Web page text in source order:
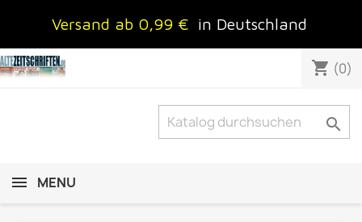
Versand ab 0,99 € in Deutschland
shopping_cart (0)

MENU